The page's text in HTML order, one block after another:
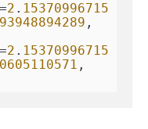
2 . 15370996715
,
2 . 15370996715
,